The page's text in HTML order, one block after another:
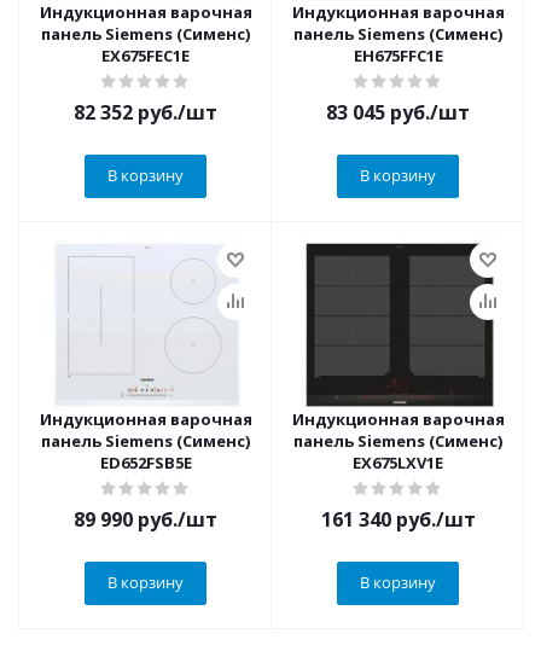
Индукционная варочная
панель Siemens (Сименс)
EX675FEC1E
82 352 руб./шт
В корзину
Индукционная варочная
панель Siemens (Сименс)
EH675FFC1E
83 045 руб./шт
В корзину
Индукционная варочная
панель Siemens (Сименс)
ED652FSB5E
89 990 руб./шт
В корзину
Индукционная варочная
панель Siemens (Сименс)
EX675LXV1E
161 340руб./шт
В корзину